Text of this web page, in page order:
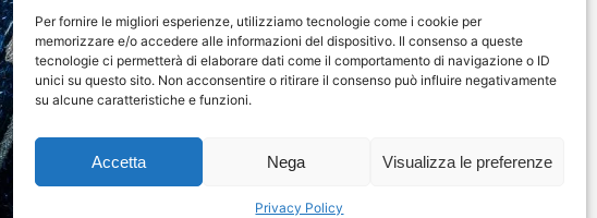
Per fornire le migliori esperienze, utilizziamo tecnologie come i cookie per
memorizzare e/o accedere alle informazioni del dispositivo. Il consenso a queste
tecnologie ci permetterà di elaborare dati come il comportamento di navigazione o ID
unici su questo sito. Non acconsentire o ritirare il consenso può influire negativamente
su alcune caratteristiche e funzioni.
Accetta Nega Visualizza le preferenze
Privacy Policy